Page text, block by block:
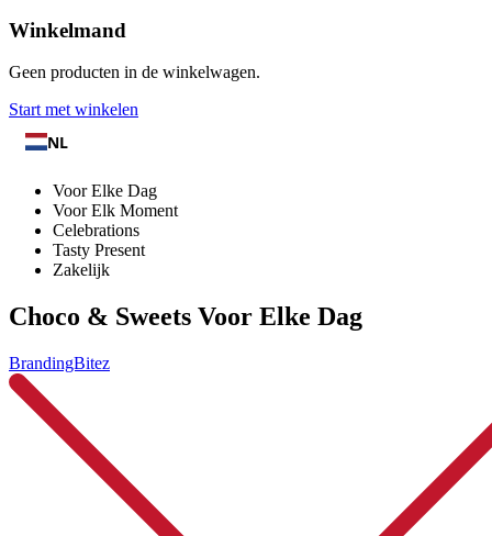
Winkelmand
Geen producten in de winkelwagen.
Start met winkelen
NL
Voor Elke Dag
Voor Elk Moment
Celebrations
Tasty Present
Zakelijk
Choco & Sweets Voor Elke Dag
BrandingBitez